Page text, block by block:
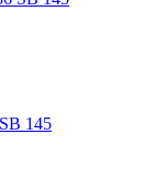
145